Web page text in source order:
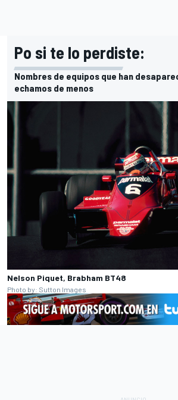
Po si te lo perdiste:
Nombres de equipos que han
echamos de menos
Nelson Piquet, Brabham BT48
Photo by: Sutton Images